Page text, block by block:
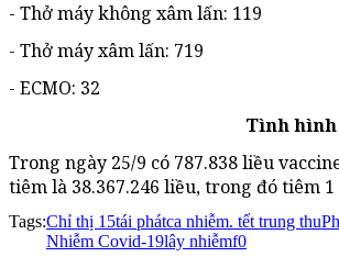
- Thở máy không xâm lấn: 119
- Thở máy xâm lấn: 719
- ECMO: 32
Tình hình
Trong ngày 25/9 có 787.838 liều
tiêm là 38.367.246 liều, trong đó tiêm
Tags:Chỉ thị 15tái phátca nhiễm. tết trung thu
Nhiễm Covid-19lây nhiễmf0